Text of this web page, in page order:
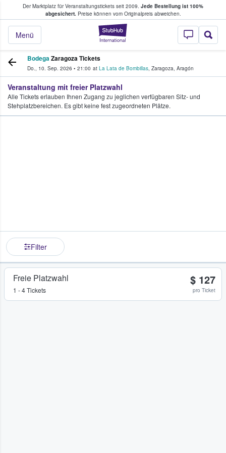
Der Marktplatz für Veranstaltungstickets seit 2009. Jede Bestellung ist 100%
abgesichert.Preise können vom Originalpreis abweichen.
StubHub - Wo
Menü
Tickets kaufen & verkaufen
BodegaZaragoza Tickets
Do., 10. Sep. 2026 • 21:00 at La Lata de Bombillas, Zaragoza, Aragón
Veranstaltung mit freier Platzwahl
Alle Tickets erlauben Ihnen Zugang zu jeglichen verfügbaren Sitz- und
Stehplatzbereichen. Es gibt keine fest zugeordneten Plätze.
Filter
Freie Platzwahl
1 - 4 Tickets
$ 127
pro Ticket